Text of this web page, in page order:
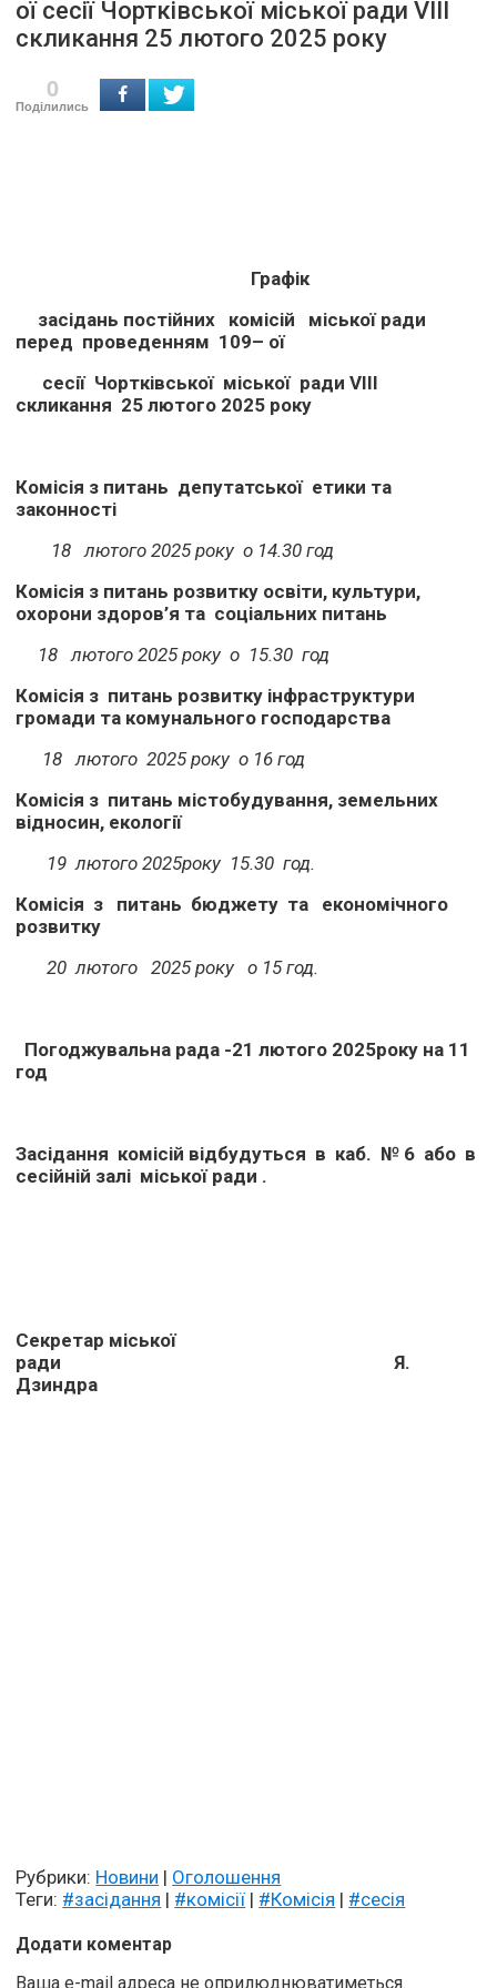
ої сесії Чортківської міської ради VІІІ
скликання 25 лютого 2025 року
0
Поділились
Графік
засідань постійних комісій міської ради
перед проведенням 109– ої
сесії Чортківської міської радиVІІІ
скликання 25 лютого 2025 року
Комісія з питань депутатської етики та
законності
18 лютого 2025 року о 14.30 год
Комісія з питань розвитку освіти, культури,
охорони здоров’я та соціальних питань
18 лютого 2025 року о 15.30 год
Комісія з питань розвитку інфраструктури
громади та комунального господарства
18 лютого 2025 року о 16 год
Комісія з питань містобудування, земельних
відносин, екології
19 лютого 2025року 15.30 год.
Комісія з
питань бюджету та економічного
розвитку
20 лютого 2025 року о 15 год.
Погоджувальна рада -21 лютого 2025року на 11
год
Засідання комісій відбудуться в каб. № 6 або в
сесійній залі міської ради .
Секретар міської
ради Я.
Дзиндра
Рубрики: Новини | Оголошення
Теги: #засідання | #комісії | #Комісія | #сесія
Додати коментар
Ваша e-mail адреса не оприлюднюватиметься.